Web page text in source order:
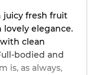
juicy fresh fruit
lovely elegance.
clean
bodied and
is, as always,